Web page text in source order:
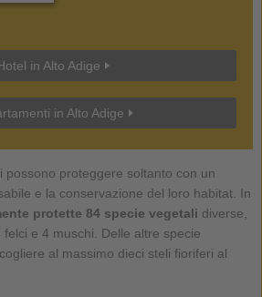
in Alto Adige
in Alto Adige
possono proteggere soltanto con un
e la conservazione del loro habitat. In
protette 84 specie vegetali diverse,
e 4 muschi. Delle altre specie
al massimo dieci steli fioriferi al